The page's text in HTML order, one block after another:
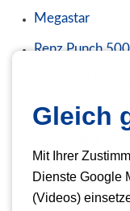
Megastar
Renz Punch
CopyPunch -
Werkzeuge
für
Gleich
Mit Ihrer
Dienste Google
(Videos)